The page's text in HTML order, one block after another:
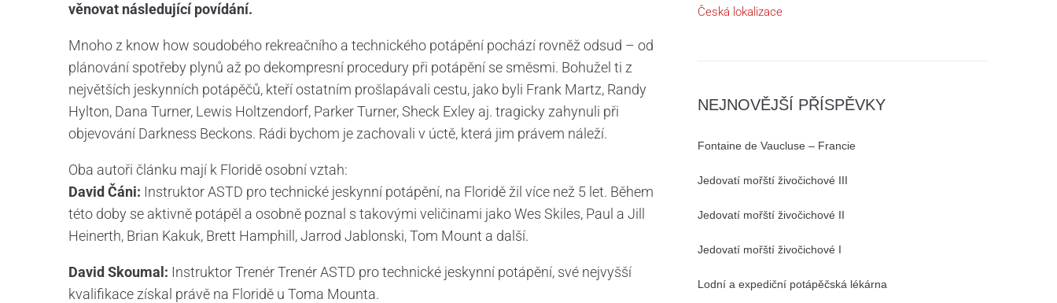
věnovat následující povídání.
Mnoho z know how soudobého rekreačního a technického potápění pochází rovněž odsud – od
plánování spotřeby plynů až po dekompresní procedury při potápění se směsmi. Bohužel ti z
největších jeskynních potápěčů, kteří ostatním prošlapávali cestu, jako byli Frank Martz, Randy
Hylton, Dana Turner, Lewis Holtzendorf, Parker Turner, Sheck Exley aj. tragicky zahynuli při
objevování Darkness Beckons. Rádi bychom je zachovali v úctě, která jim právem náleží.
Oba autoři článku mají k Floridě osobní vztah:
David Čáni: Instruktor ASTD pro technické jeskynní potápění, na Floridě žil více než 5 let. Během
této doby se aktivně potápěl a osobně poznal s takovými veličinami jako Wes Skiles, Paul a Jill
Heinerth, Brian Kakuk, Brett Hamphill, Jarrod Jablonski, Tom Mount a další.
David Skoumal: Instruktor Trenér Trenér ASTD pro technické jeskynní potápění, své nejvyšší
kvalifikace získal právě na Floridě u Toma Mounta.
Česká lokalizace
NEJNOVĚJŠÍ PŘÍSPĚVKY
Fontaine de Vaucluse – Francie
Jedovatí mořští živočichové III
Jedovatí mořští živočichové II
Jedovatí mořští živočichové I
Lodní a expediční potápěčská lékárna